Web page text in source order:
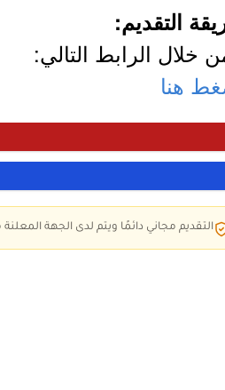
التقديم:
خلال الرابط التالي:
هنا
التقديم مجاني دائمًا ويتم لدى الجهة